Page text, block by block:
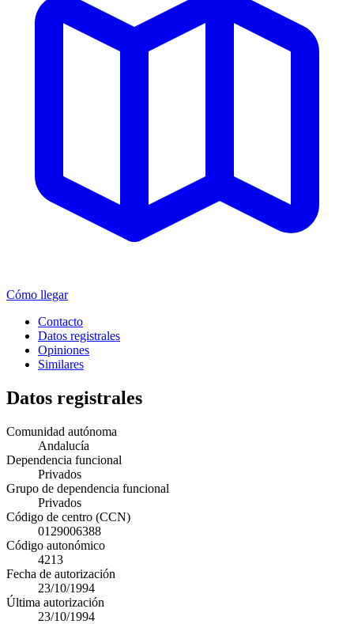
Cómo llegar
Contacto
Datos registrales
Opiniones
Similares
Datos registrales
Comunidad autónoma
Andalucía
Dependencia funcional
Privados
Grupo de dependencia funcional
Privados
Código de centro (CCN)
0129006388
Código autonómico
4213
Fecha de autorización
23/10/1994
Última autorización
23/10/1994